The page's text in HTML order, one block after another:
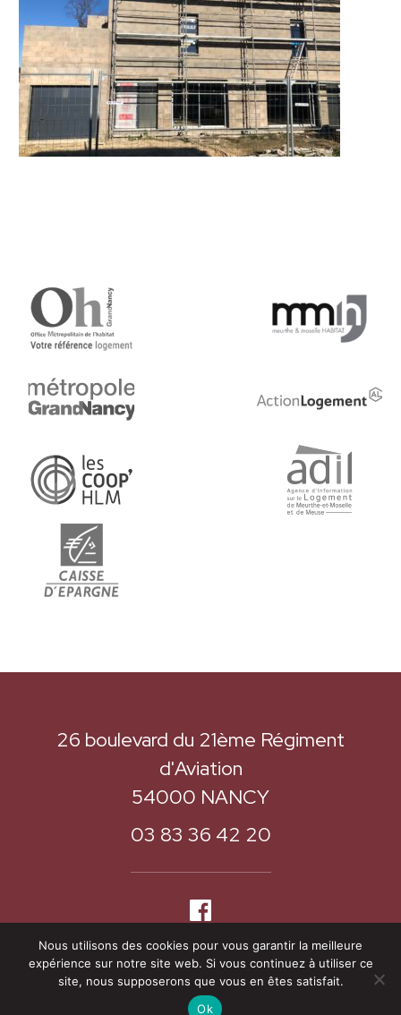
26 boulevard du 21ème Régiment
d'Aviation
54000 NANCY
03 83 36 42 20
Mentions légales
Nous utilisons des cookies pour vous garantir la meilleure
expérience sur notre site web. Si vous continuez à utiliser ce
site, nous supposerons que vous en êtes satisfait.
Ok